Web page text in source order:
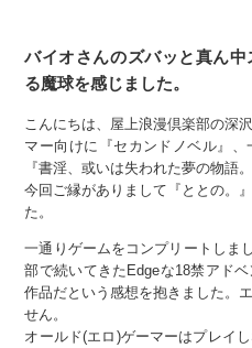
バイオさんのズバッと真ん
る魔球を感じました。
こんにちは、屋上浪漫倶楽部の深
マー向けに『セカンドノベル』
『書淫、或いは失われた夢の物語
今回ご縁がありまして『ととの。
た。
一通りゲームをコンプリートしま
部で続いてきたEdgeな18禁アド
作品だという感想を抱きました。
せん。
オールド(エロ)ゲーマーはプレイ